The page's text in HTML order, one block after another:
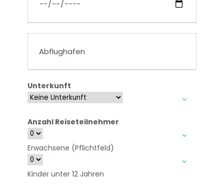
Unterkunft
Anzahl Reiseteilnehmer
Erwachsene (Pflichtfeld)
Kinder unter 12 Jahren